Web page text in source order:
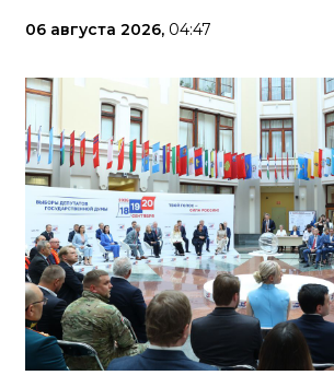
06 августа 2026, 04:47